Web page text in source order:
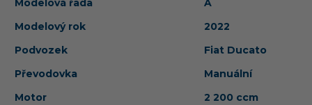
Modelová řada
A
Modelový rok
2022
Podvozek
Fiat Ducato
Převodovka
Manuální
Motor
2 200 ccm